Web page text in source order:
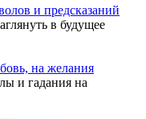
и предсказаний
в будущее
на желания
и гадания на